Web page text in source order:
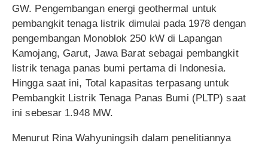
GW. Pengembangan energi geothermal untuk
pembangkit tenaga listrik dimulai pada 1978 dengan
pengembangan Monoblok 250 kW di Lapangan
Kamojang, Garut, Jawa Barat sebagai pembangkit
listrik tenaga panas bumi pertama di Indonesia.
Hingga saat ini, Total kapasitas terpasang untuk
Pembangkit Listrik Tenaga Panas Bumi (PLTP) saat
ini sebesar 1.948 MW.
Menurut Rina Wahyuningsih dalam penelitiannya